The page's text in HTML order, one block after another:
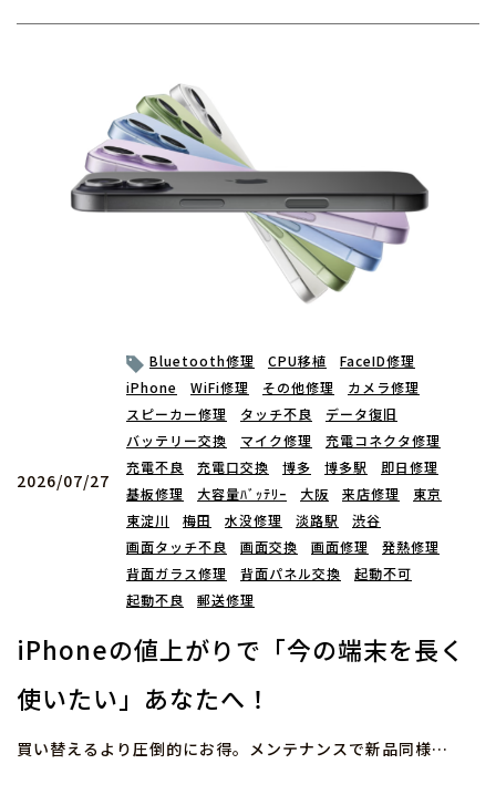
2026/07/27
Bluetooth修理 CPU移植
FaceID修理
iPhone
WiFi修理 その他修理
カメラ修理
スピーカー修理
タッチ不良
データ復旧
バッテリー交換
マイク修理
充電コネクタ修理
充電不良
充電口交換 博多 博多駅
即日修理
基板修理
大容量ﾊﾞｯﾃﾘｰ 大阪 来店修理
東京
東淀川
梅田 水没修理 淡路駅
渋谷
画面タッチ不良
画面交換 画面修理
発熱修理
背面ガラス修理
背面パネル交換
起動不可
起動不良
郵送修理
iPhoneの値上がりで「今の端末を長く
使いたい」あなたへ！
買い替えるより圧倒的にお得。メンテナンスで新品同様…